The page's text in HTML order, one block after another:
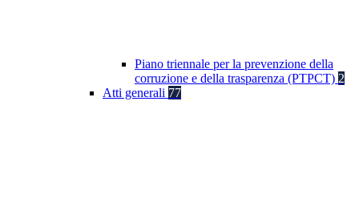
Piano triennale per la prevenzione della
corruzione e della trasparenza (PTPCT) 2
Atti generali 77